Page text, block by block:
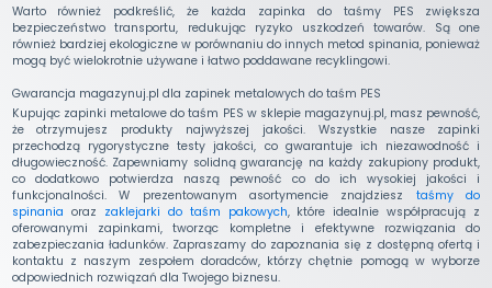
Warto również podkreślić, że każda zapinka do taśmy PES zwiększa
bezpieczeństwo transportu, redukując ryzyko uszkodzeń towarów. Są one
również bardziej ekologiczne w porównaniu do innych metod spinania, ponieważ
mogą być wielokrotnie używane i łatwo poddawane recyklingowi.
Gwarancja magazynuj.pl dla zapinek metalowych do taśm PES
Kupując zapinki metalowe do taśm PES w sklepie magazynuj.pl, masz pewność,
że otrzymujesz produkty najwyższej jakości. Wszystkie nasze zapinki
przechodzą rygorystyczne testy jakości, co gwarantuje ich niezawodność i
długowieczność. Zapewniamy solidną gwarancję na każdy zakupiony produkt,
co dodatkowo potwierdza naszą pewność co do ich wysokiej jakości i
funkcjonalności. W prezentowanym asortymencie znajdziesz taśmy do
spinania oraz zaklejarki do taśm pakowych, które idealnie współpracują z
oferowanymi zapinkami, tworząc kompletne i efektywne rozwiązania do
zabezpieczania ładunków. Zapraszamy do zapoznania się z dostępną ofertą i
kontaktu z naszym zespołem doradców, którzy chętnie pomogą w wyborze
odpowiednich rozwiązań dla Twojego biznesu.